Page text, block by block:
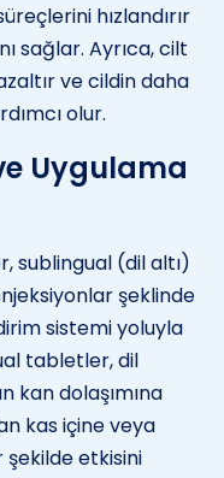
hızlandırır
sağlar. Ayrıca, cilt
ve cildin daha
olur.
Uygulama
sublingual (dil altı)
şeklinde
sistemi yoluyla
tabletler, dil
kan dolaşımına
kas içine veya
şekilde etkisini